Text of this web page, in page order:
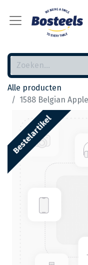
Alle producten
1588 Belgian
Bestelartikel